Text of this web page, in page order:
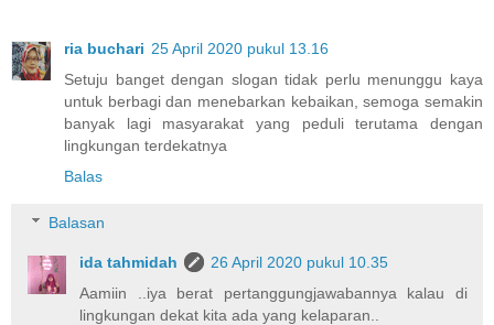
ria buchari 25 April 2020 pukul 13.16
Setuju banget dengan slogan tidak perlu menunggu kaya
untuk berbagi dan menebarkan kebaikan, semoga semakin
banyak lagi masyarakat yang peduli terutama dengan
lingkungan terdekatnya
Balas
Balasan
ida tahmidah
26 April 2020 pukul 10.35
Aamiin ..iya berat pertanggungjawabannya kalau di
lingkungan dekat kita ada yang kelaparan..